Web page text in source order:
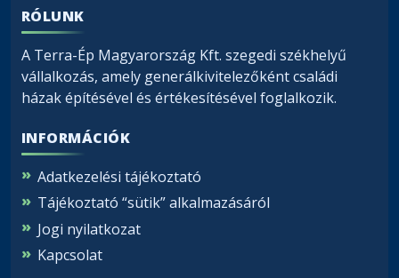
RÓLUNK
A Terra-Ép Magyarország Kft. szegedi székhelyű
vállalkozás, amely generálkivitelezőként családi
házak építésével és értékesítésével foglalkozik.
INFORMÁCIÓK
Adatkezelési tájékoztató
Tájékoztató “sütik” alkalmazásáról
Jogi nyilatkozat
Kapcsolat